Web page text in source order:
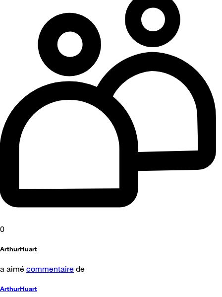
0
ArthurHuart
a aimé commentaire de
ArthurHuart